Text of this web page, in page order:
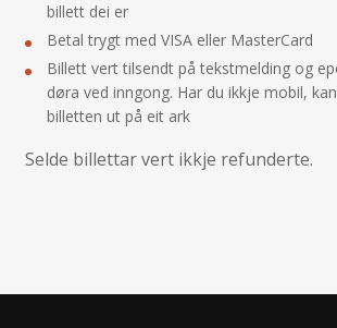
billett dei er
Betal trygt med VISA eller MasterCard
Billett vert tilsendt på tekstmelding og
døra ved inngong. Har du ikkje mobil,
billetten ut på eit ark
Selde billettar vert ikkje refunderte.